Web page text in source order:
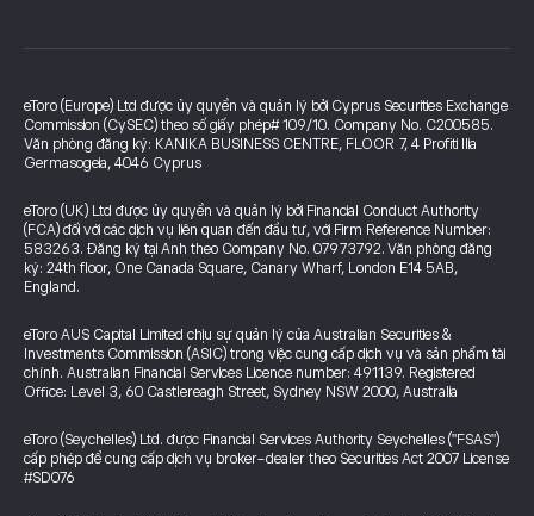
eToro (Europe) Ltd được ủy quyền và quản lý bởi Cyprus Securities Exchange
Commission (CySEC) theo số giấy phép# 109/10. Company No. C200585.
Văn phòng đăng ký: KANIKA BUSINESS CENTRE, FLOOR 7, 4 Profiti Ilia
Germasogeia, 4046 Cyprus
eToro (UK) Ltd được ủy quyền và quản lý bởi Financial Conduct Authority
(FCA) đối với các dịch vụ liên quan đến đầu tư, với Firm Reference Number:
583263. Đăng ký tại Anh theo Company No. 07973792. Văn phòng đăng
ký: 24th floor, One Canada Square, Canary Wharf, London E14 5AB,
England.
eToro AUS Capital Limited chịu sự quản lý của Australian Securities &
Investments Commission (ASIC) trong việc cung cấp dịch vụ và sản phẩm tài
chính. Australian Financial Services Licence number: 491139. Registered
Office: Level 3, 60 Castlereagh Street, Sydney NSW 2000, Australia
eToro (Seychelles) Ltd. được Financial Services Authority Seychelles ("FSAS")
cấp phép để cung cấp dịch vụ broker-dealer theo Securities Act 2007 License
#SD076